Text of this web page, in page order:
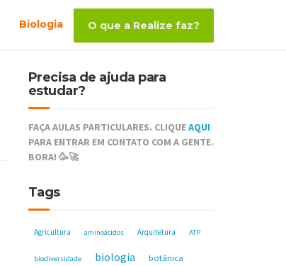
Biologia O que a Realize faz?
Precisa de ajuda para
estudar?
FAÇA AULAS PARTICULARES. CLIQUEAQUI
PARA ENTRAR EM CONTATO COM A GENTE.
BORA! 🥳🚀
Tags
Agricultura aminoácidos Arquitetura ATP
biodiversidade biologia botânica